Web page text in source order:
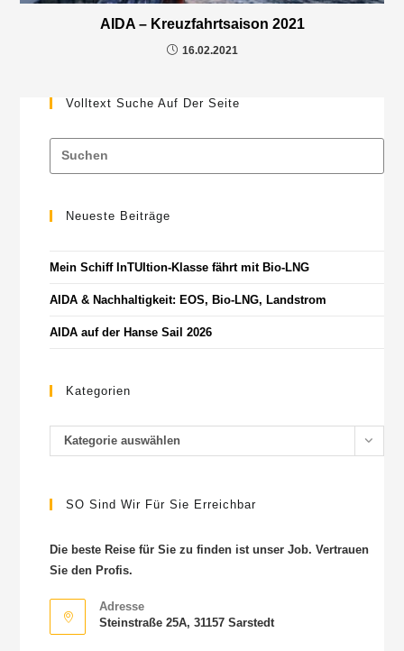
AIDA – Kreuzfahrtsaison 2021
16.02.2021
Volltext Suche Auf Der Seite
Neueste Beiträge
Mein Schiff InTUItion-Klasse fährt mit Bio-LNG
AIDA & Nachhaltigkeit: EOS, Bio-LNG, Landstrom
AIDA auf der Hanse Sail 2026
Kategorien
Kategorie auswählen
SO Sind Wir Für Sie Erreichbar
Die beste Reise für Sie zu finden ist unser Job. Vertrauen
Sie den Profis.
Adresse
Steinstraße 25A, 31157 Sarstedt